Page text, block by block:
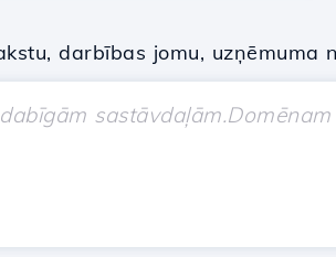
darbības jomu, uzņēmuma